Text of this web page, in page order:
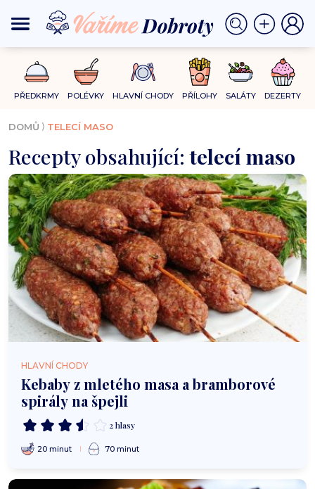
PŘEDKRMY POLÉVKY HLAVNÍ CHODY PŘÍLOHY SALÁTY DEZERTY
DOMŮ ⟩ TELECÍ MASO
Recepty obsahující:telecí maso
HLAVNÍ CHODY
Kebaby z mletého masa a bramborové
spirály na špejli
2 hlasy
20 minut 70 minut